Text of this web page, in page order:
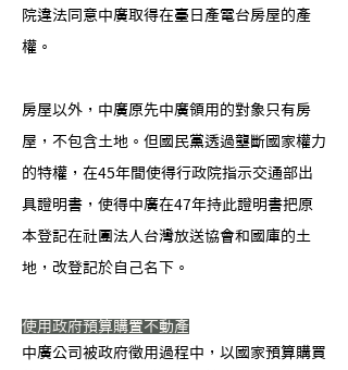
院違法同意中廣取得在臺日產電台房屋的產
權。
房屋以外，中廣原先中廣領用的對象只有房
屋，不包含土地。但國民黨透過壟斷國家權力
的特權，在45年間使得行政院指示交通部出
具證明書，使得中廣在47年持此證明書把原
本登記在社團法人台灣放送協會和國庫的土
地，改登記於自己名下。
使用政府預算購置不動產
​中廣公司被政府徵用過程中，以國家預算購買